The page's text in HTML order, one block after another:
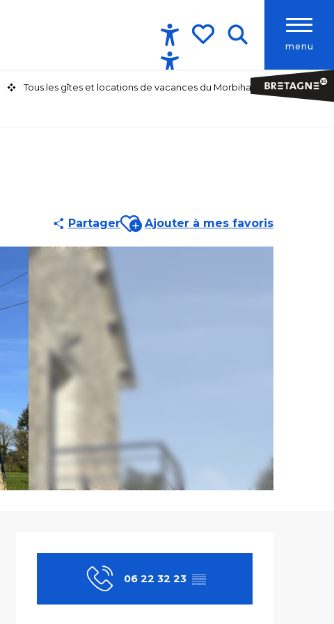
menu
Accessibilité
Tous les gîtes et locations de vacances du Morbihan
PartagerAjouter aux favoris
Ajouter à mes favoris
Ouverture et
06 22 32 23 ▒▒